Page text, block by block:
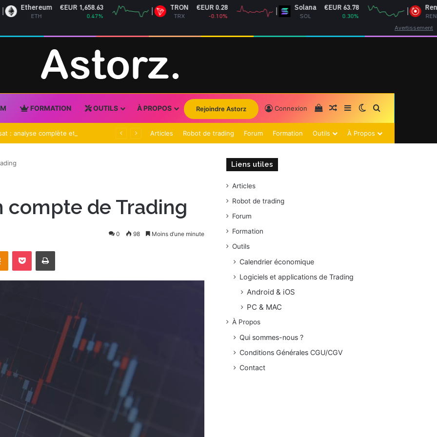
1,658.63
0.47%
TRON
TRX
€EUR 0.28
-0.10%
Solana €EUR 63.78
0.30%
Render
RENDER
€EUR 1.16
1.04%
Avertissement
FORMATION OUTILS À PROPOS Rejoindre Astorz Connexion Voir votre panier
Article Aléatoire
Sidebar (barre latérale)
Switch skin
Articles Robot de trading Forum Formation Outils À Propos
compte de Trading
0 98 Moins d’une minute
Odnoklassniki
Pocket Imprimer
Liens utiles
Articles
Robot de trading
Forum
Formation
Outils
Calendrier économique
Logiciels et applications de Trading
Android & iOS
PC & MAC
À Propos
Qui sommes-nous ?
Conditions Générales CGU/CGV
Contact